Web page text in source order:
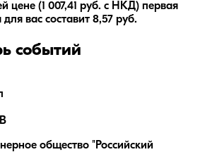
цене (1 007,41 руб. с НКД) первая
вас составит 8,57 руб.
событий
общество "Российский